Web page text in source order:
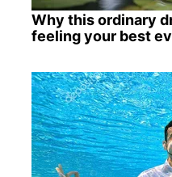
Why this ordinary
feeling your best